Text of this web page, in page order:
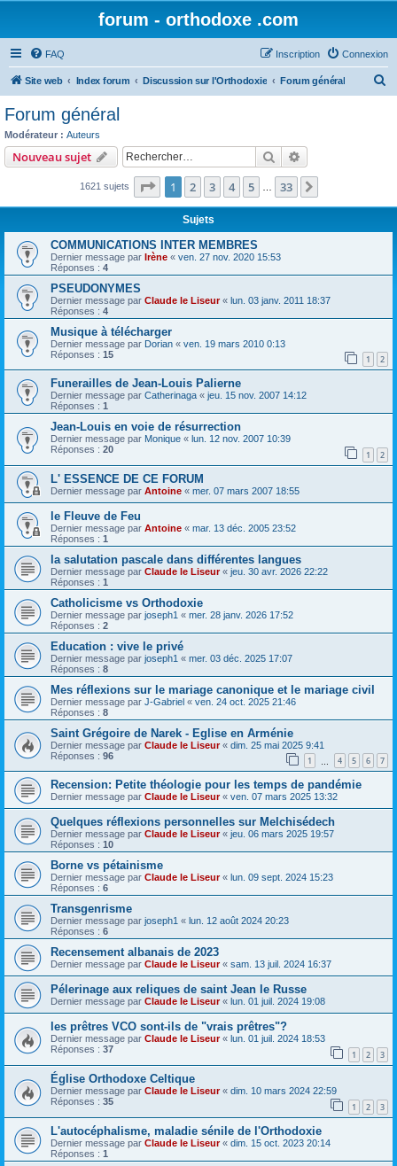
forum - orthodoxe .com
FAQ Connexion
Inscription
Site web Index forum Discussion sur l'Orthodoxie Forum général
c
Forum général
Modérateur : Auteurs
Nouveau sujet Rechercher
1621 sujets Page 1sur33
1 2 3 4 5 33
Sujets
COMMUNICATIONS INTER MEMBRES
Dernier message par Irène « ven. 27 nov. 2020 15:53
Réponses : 4
PSEUDONYMES
Dernier message par Claude le Liseur« lun. 03 janv. 2011 18:37
Réponses : 4
Musique à télécharger
Dernier message par Dorian « ven. 19 mars 2010 0:13
Réponses : 15 1 2
Funerailles de Jean-Louis Palierne
Dernier message par Catherinaga « jeu. 15 nov. 2007 14:12
Réponses : 1
Jean-Louis en voie de résurrection
Dernier message par Monique « lun. 12 nov. 2007 10:39
Réponses : 20 1 2
L' ESSENCE DE CE FORUM
Dernier message par Antoine « mer. 07 mars 2007 18:55
le Fleuve de Feu
Dernier message par Antoine « mar. 13 déc. 2005 23:52
Réponses : 1
la salutation pascale dans différentes langues
Dernier message par Claude le Liseur« jeu. 30 avr. 2026 22:22
Réponses : 1
Catholicisme vs Orthodoxie
Dernier message par joseph1 « mer. 28 janv. 2026 17:52
Réponses : 2
Education : vive le privé
Dernier message par joseph1 « mer. 03 déc. 2025 17:07
Réponses : 8
Mes réflexions sur le mariage canonique et le mariage civil
Dernier message par J-Gabriel « ven. 24 oct. 2025 21:46
Réponses : 8
Saint Grégoire de Narek - Eglise en Arménie
Dernier message par Claude le Liseur« dim. 25 mai 2025 9:41
Réponses : 96 1 4 5 6 7
Recension: Petite théologie pour les temps de pandémie
Dernier message par Claude le Liseur« ven. 07 mars 2025 13:32
Quelques réflexions personnelles sur Melchisédech
Dernier message par Claude le Liseur« jeu. 06 mars 2025 19:57
Réponses : 10
Borne vs pétainisme
Dernier message par Claude le Liseur« lun. 09 sept. 2024 15:23
Réponses : 6
Transgenrisme
Dernier message par joseph1 « lun. 12 août 2024 20:23
Réponses : 6
Recensement albanais de 2023
Dernier message par Claude le Liseur« sam. 13 juil. 2024 16:37
Pélerinage aux reliques de saint Jean le Russe
Dernier message par Claude le Liseur« lun. 01 juil. 2024 19:08
les prêtres VCO sont-ils de "vrais prêtres"?
Dernier message par Claude le Liseur« lun. 01 juil. 2024 18:53
Réponses : 37 1 2 3
Église Orthodoxe Celtique
Dernier message par Claude le Liseur« dim. 10 mars 2024 22:59
Réponses : 35 1 2 3
L'autocéphalisme, maladie sénile de l'Orthodoxie
Dernier message par Claude le Liseur« dim. 15 oct. 2023 20:14
Réponses : 1